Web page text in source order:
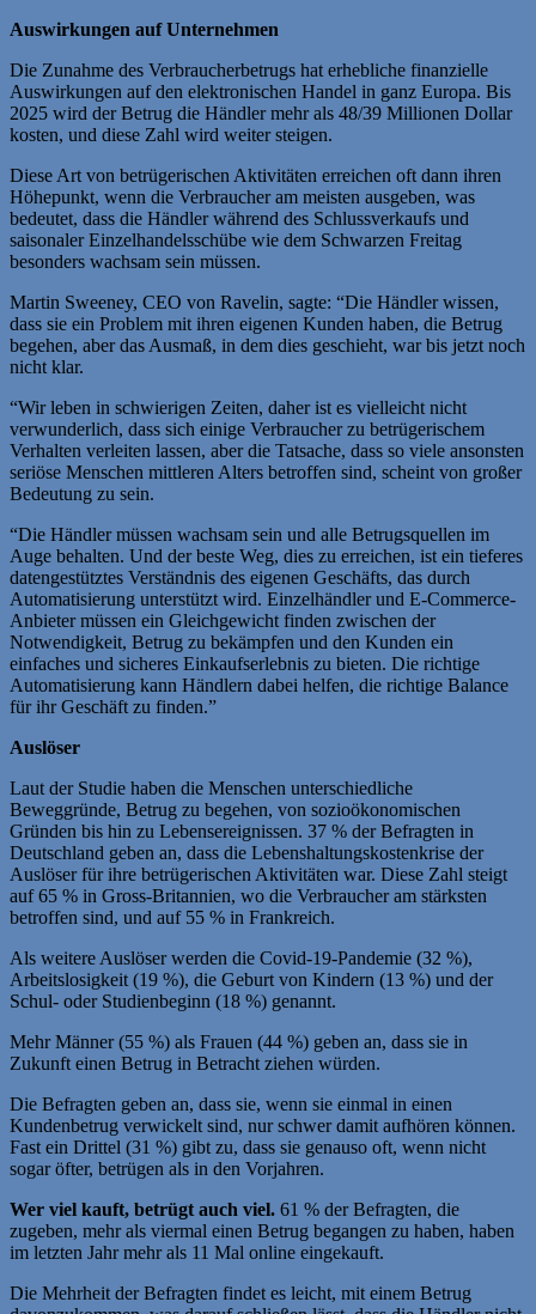
Auswirkungen auf Unternehmen
Die Zunahme des Verbraucherbetrugs hat erhebliche finanzielle
Auswirkungen auf den elektronischen Handel in ganz Europa. Bis
2025 wird der Betrug die Händler mehr als 48/39 Millionen Dollar
kosten, und diese Zahl wird weiter steigen.
Diese Art von betrügerischen Aktivitäten erreichen oft dann ihren
Höhepunkt, wenn die Verbraucher am meisten ausgeben, was
bedeutet, dass die Händler während des Schlussverkaufs und
saisonaler Einzelhandelsschübe wie dem Schwarzen Freitag
besonders wachsam sein müssen.
Martin Sweeney, CEO von Ravelin, sagte: “Die Händler wissen,
dass sie ein Problem mit ihren eigenen Kunden haben, die Betrug
begehen, aber das Ausmaß, in dem dies geschieht, war bis jetzt noch
nicht klar.
“Wir leben in schwierigen Zeiten, daher ist es vielleicht nicht
verwunderlich, dass sich einige Verbraucher zu betrügerischem
Verhalten verleiten lassen, aber die Tatsache, dass so viele ansonsten
seriöse Menschen mittleren Alters betroffen sind, scheint von großer
Bedeutung zu sein.
“Die Händler müssen wachsam sein und alle Betrugsquellen im
Auge behalten. Und der beste Weg, dies zu erreichen, ist ein tieferes
datengestütztes Verständnis des eigenen Geschäfts, das durch
Automatisierung unterstützt wird. Einzelhändler und E-Commerce-
Anbieter müssen ein Gleichgewicht finden zwischen der
Notwendigkeit, Betrug zu bekämpfen und den Kunden ein
einfaches und sicheres Einkaufserlebnis zu bieten. Die richtige
Automatisierung kann Händlern dabei helfen, die richtige Balance
für ihr Geschäft zu finden.”
Auslöser
Laut der Studie haben die Menschen unterschiedliche
Beweggründe, Betrug zu begehen, von sozioökonomischen
Gründen bis hin zu Lebensereignissen. 37 % der Befragten in
Deutschland geben an, dass die Lebenshaltungskostenkrise der
Auslöser für ihre betrügerischen Aktivitäten war. Diese Zahl steigt
auf 65 % in Gross-Britannien, wo die Verbraucher am stärksten
betroffen sind, und auf 55 % in Frankreich.
Als weitere Auslöser werden die Covid-19-Pandemie (32 %),
Arbeitslosigkeit (19 %), die Geburt von Kindern (13 %) und der
Schul- oder Studienbeginn (18 %) genannt.
Mehr Männer (55 %) als Frauen (44 %) geben an, dass sie in
Zukunft einen Betrug in Betracht ziehen würden.
Die Befragten geben an, dass sie, wenn sie einmal in einen
Kundenbetrug verwickelt sind, nur schwer damit aufhören können.
Fast ein Drittel (31 %) gibt zu, dass sie genauso oft, wenn nicht
sogar öfter, betrügen als in den Vorjahren.
Wer viel kauft, betrügt auch viel. 61 % der Befragten, die
zugeben, mehr als viermal einen Betrug begangen zu haben, haben
im letzten Jahr mehr als 11 Mal online eingekauft.
Die Mehrheit der Befragten findet es leicht, mit einem Betrug